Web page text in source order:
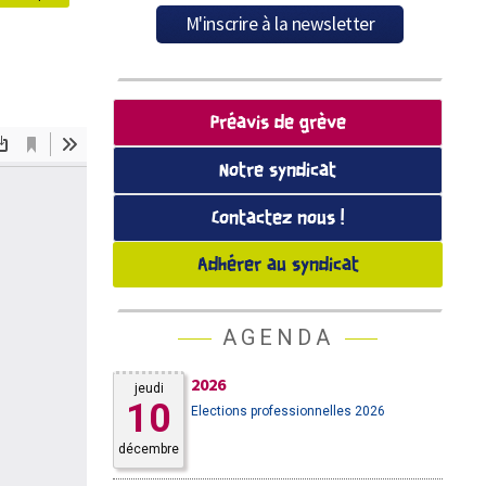
Préavis de grève
Notre syndicat
Contactez nous !
Adhérer au syndicat
AGENDA
jeudi
10
décembre
2026
Elections professionnelles 2026